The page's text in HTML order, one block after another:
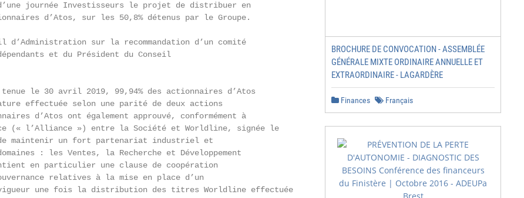
journée Investisseurs le projet de distribuer en
d’Atos, sur les 50,8% détenus par le Groupe.
sur la recommandation d’un comité
et du Président du Conseil
le 30 avril 2019, 99,94% des actionnaires d’Atos
effectuée selon une parité de deux actions
d’Atos ont également approuvé, conformément à
(« l’Alliance ») entre la Société et Worldline, signée le
de maintenir un fort partenariat industriel et
: les Ventes, la Recherche et Développement
en particulier une clause de coopération
relatives à la mise en place d’un
une fois la distribution des titres Worldline effectuée
BROCHURE DE CONVOCATION - ASSEMBLÉE
GÉNÉRALE MIXTE ORDINAIRE ANNUELLE ET
EXTRAORDINAIRE - LAGARDÈRE
Finances Français